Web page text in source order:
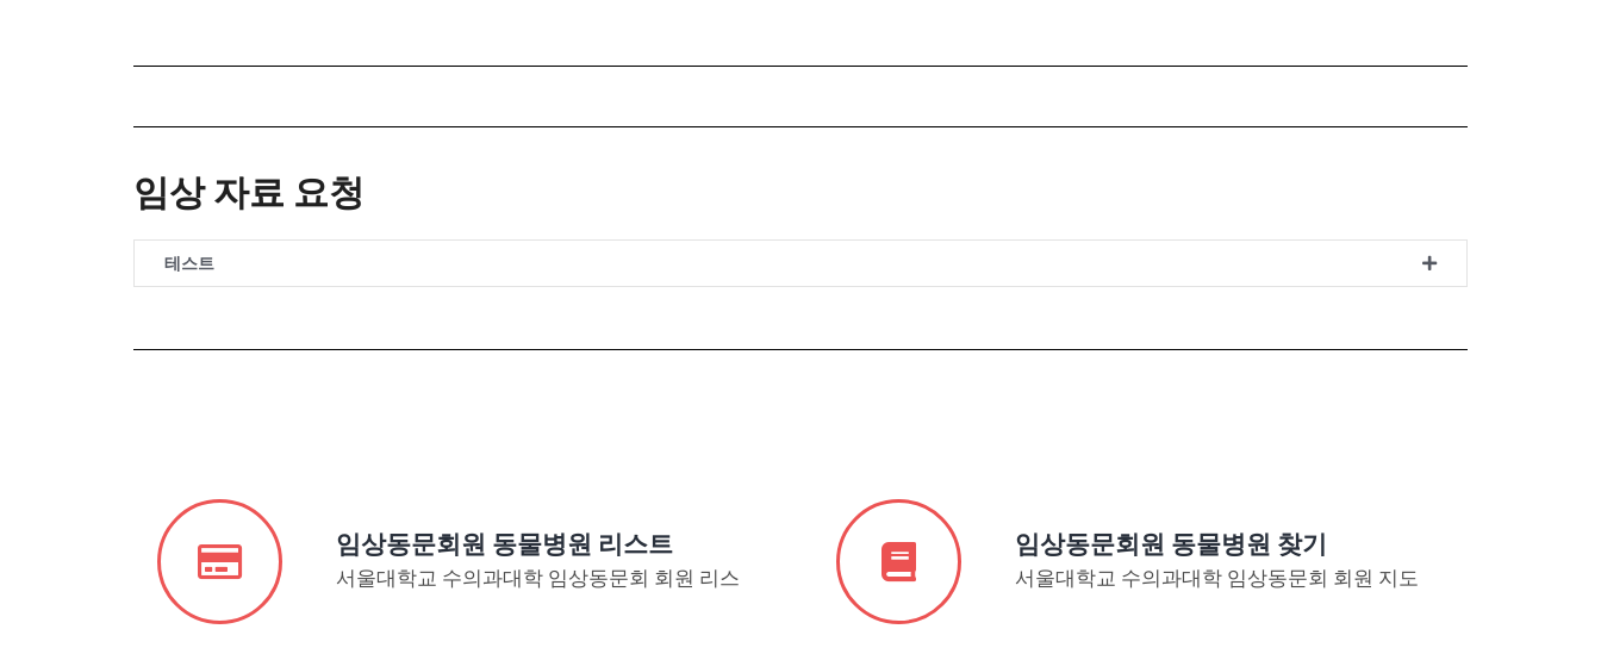
임상 자료 요청
테스트
임상동문회원 동물병원 리스트
서울대학교 수의과대학 임상동문회 회원 리스
임상동문회원 동물병원 찾기
서울대학교 수의과대학 임상동문회 회원 지도